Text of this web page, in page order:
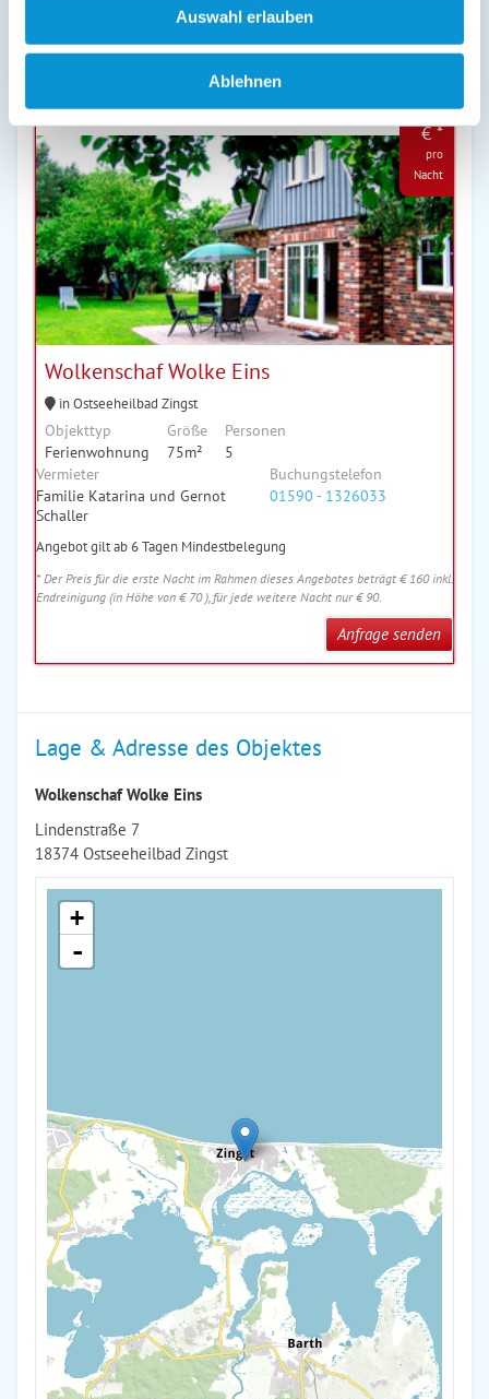
Auswahl erlauben
Ablehnen
für4
Personen
Wolkenschaf Wolke Eins
in Ostseeheilbad Zingst
Objekttyp
Ferienwohnung
Größe
75m²
Personen
5
90
€ *
pro
Nacht
Vermieter
Familie Katarina und Gernot
Schaller
Buchungstelefon
01590 - 1326033
Angebot gilt ab 6 Tagen Mindestbelegung
* Der Preis für die erste Nacht im Rahmen dieses Angebotes beträgt € 160 inkl.
Endreinigung (in Höhe von € 70 ), für jede weitere Nacht nur € 90.
Anfrage senden
Lage & Adresse des Objektes
Wolkenschaf Wolke Eins
Lindenstraße 7
18374 Ostseeheilbad Zingst
+
-